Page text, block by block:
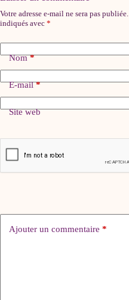
Votre adresse e-mail ne sera pas publiée.
indiqués avec *
Nom*
E-mail*
Site web
Ajouter un commentaire *